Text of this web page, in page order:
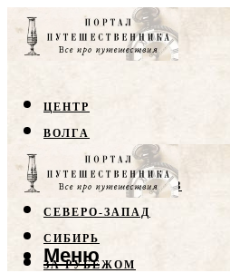
ЦЕНТР
ВОЛГА
КРЫМ
СЕВЕРНЫЙ КАВКАЗ
СЕВЕРО-ЗАПАД
СИБИРЬ
ЗА РУБЕЖОМ
Меню